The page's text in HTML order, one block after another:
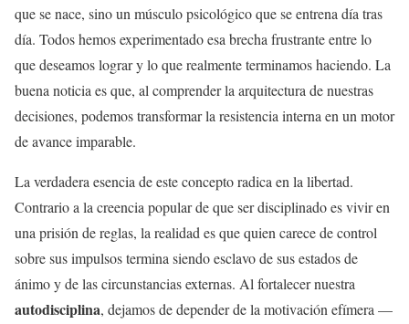
que se nace, sino un músculo psicológico que se entrena día tras
día. Todos hemos experimentado esa brecha frustrante entre lo
que deseamos lograr y lo que realmente terminamos haciendo. La
buena noticia es que, al comprender la arquitectura de nuestras
decisiones, podemos transformar la resistencia interna en un motor
de avance imparable.
La verdadera esencia de este concepto radica en la libertad.
Contrario a la creencia popular de que ser disciplinado es vivir en
una prisión de reglas, la realidad es que quien carece de control
sobre sus impulsos termina siendo esclavo de sus estados de
ánimo y de las circunstancias externas. Al fortalecer nuestra
autodisciplina, dejamos de depender de la motivación efímera —